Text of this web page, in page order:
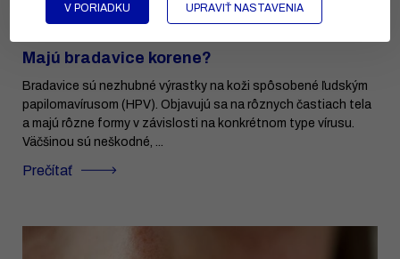
V PORIADKU UPRAVIŤ NASTAVENIA
Majú bradavice korene?
Bradavice sú nezhubné výrastky na koži spôsobené ľudským
papilomavírusom (HPV). Objavujú sa na rôznych častiach tela
a majú rôzne formy v závislosti na konkrétnom type vírusu.
Väčšinou sú neškodné, ...
Prečítať